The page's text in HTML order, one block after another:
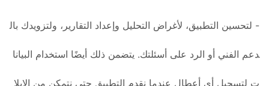
- لتحسين التطبيق، لأغراض التحليل وإعداد التقارير، ولتزويدك بال
دعم الفني أو الرد على أسئلتك. يتضمن ذلك أيضًا استخدام البيانا
ت لتسجيل أي أعطال عندما نقدم التطبيق حتى نتمكن من الإبلا